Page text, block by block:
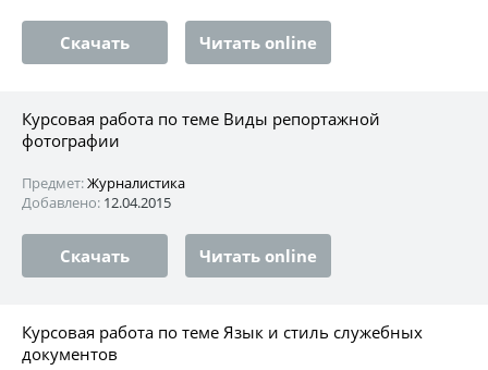
Скачать Читать online
Курсовая работа по теме Виды репортажной
фотографии
Предмет:Журналистика
Добавлено: 12.04.2015
Скачать Читать online
Курсовая работа по теме Язык и стиль служебных
документов